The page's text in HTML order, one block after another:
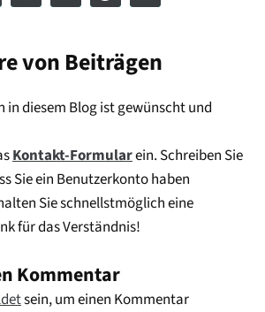
von Beiträgen
in diesem Blog ist gewünscht und
Kontakt-Formularein. Schreiben Sie
Sie ein Benutzerkonto haben
Sie schnellstmöglich eine
für das Verständnis!
Kommentar
sein, um einen Kommentar